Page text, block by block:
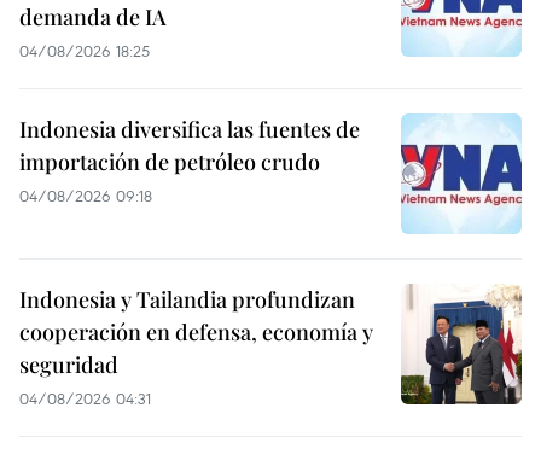
demanda de IA
04/08/2026 18:25
Indonesia diversifica las fuentes de
importación de petróleo crudo
04/08/2026 09:18
Indonesia y Tailandia profundizan
cooperación en defensa, economía y
seguridad
04/08/2026 04:31